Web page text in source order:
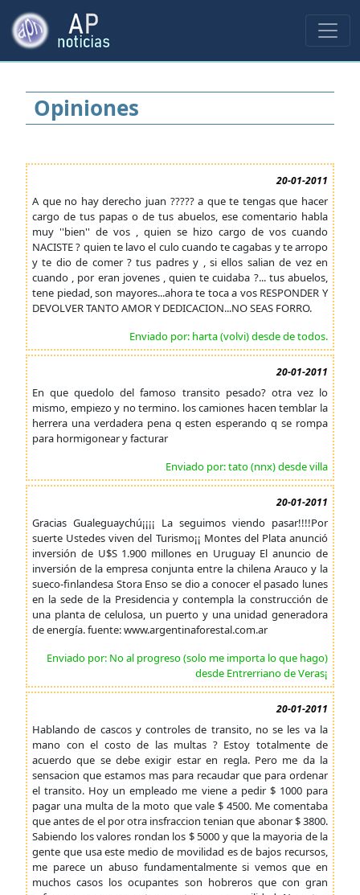
Opiniones
20-01-2011
A que no hay derecho juan ????? a que te tengas que hacer
cargo de tus papas o de tus abuelos, ese comentario habla
muy ''bien'' de vos , quien se hizo cargo de vos cuando
NACISTE ? quien te lavo el culo cuando te cagabas y te arropo
y te dio de comer ? tus padres y , si ellos salian de vez en
cuando , por eran jovenes , quien te cuidaba ?... tus abuelos,
tene piedad, son mayores...ahora te toca a vos RESPONDER Y
DEVOLVER TANTO AMOR Y DEDICACION...NO SEAS FORRO.
Enviado por: harta (volvi) desde de todos.
20-01-2011
En que quedolo del famoso transito pesado? otra vez lo
mismo, empiezo y no termino. los camiones hacen temblar la
herrera una verdadera pena q esten esperando q se rompa
para hormigonear y facturar
Enviado por: tato (nnx) desde villa
20-01-2011
Gracias Gualeguaychú¡¡¡¡ La seguimos viendo pasar!!!!Por
suerte Ustedes viven del Turismo¡¡ Montes del Plata anunció
inversión de U$S 1.900 millones en Uruguay El anuncio de
inversión de la empresa conjunta entre la chilena Arauco y la
sueco-finlandesa Stora Enso se dio a conocer el pasado lunes
en la sede de la Presidencia y contempla la construcción de
una planta de celulosa, un puerto y una unidad generadora
de energía. fuente: www.argentinaforestal.com.ar
Enviado por: No al progreso (solo me importa lo que hago)
desde Entrerriano de Veras¡
20-01-2011
Hablando de cascos y controles de transito, no se les va la
mano con el costo de las multas ? Estoy totalmente de
acuerdo que se debe exigir estar en regla. Pero me da la
sensacion que estamos mas para recaudar que para ordenar
el transito. Hoy un empleado me viene a pedir $ 1000 para
pagar una multa de la moto que vale $ 4500. Me comentaba
que antes de el por otra insfraccion tenian que abonar $ 3800.
Sabiendo los valores rondan los $ 5000 y que la mayoria de la
gente que usa este medio de movilidad es de bajos recursos,
me parece un abuso fundamentalmente si vemos que en
muchos casos los ocupantes son hobreros que con gran